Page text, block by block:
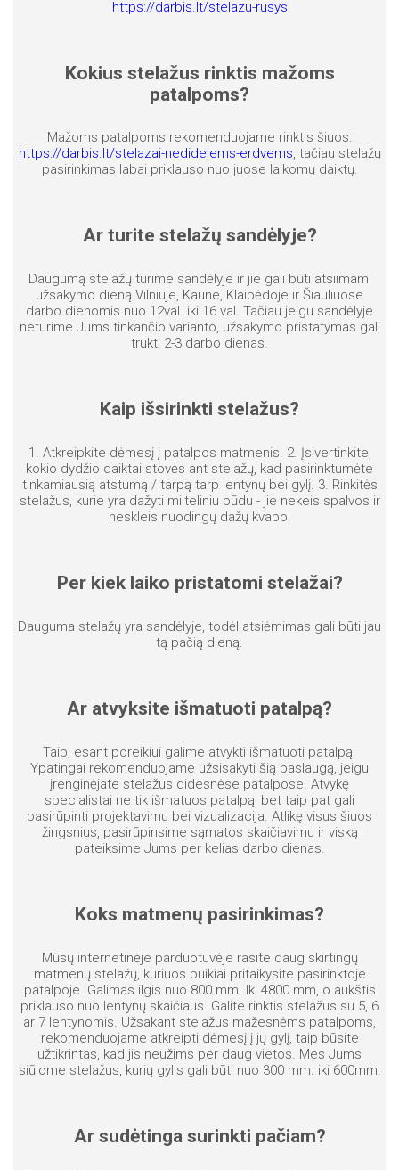
https://darbis.lt/stelazu-rusys
Kokius stelažus rinktis mažoms
patalpoms?
Mažoms patalpoms rekomenduojame rinktis šiuos:
https://darbis.lt/stelazai-nedidelems-erdvems, tačiau stelažų
pasirinkimas labai priklauso nuo juose laikomų daiktų.
Ar turite stelažų sandėlyje?
Daugumą stelažų turime sandėlyje ir jie gali būti atsiimami
užsakymo dieną Vilniuje, Kaune, Klaipėdoje ir Šiauliuose
darbo dienomis nuo 12val. iki 16 val. Tačiau jeigu sandėlyje
neturime Jums tinkančio varianto, užsakymo pristatymas gali
trukti 2-3 darbo dienas.
Kaip išsirinkti stelažus?
1. Atkreipkite dėmesį į patalpos matmenis. 2. Įsivertinkite,
kokio dydžio daiktai stovės ant stelažų, kad pasirinktumėte
tinkamiausią atstumą / tarpą tarp lentynų bei gylį. 3. Rinkitės
stelažus, kurie yra dažyti milteliniu būdu - jie nekeis spalvos ir
neskleis nuodingų dažų kvapo.
Per kiek laiko pristatomi stelažai?
Dauguma stelažų yra sandėlyje, todėl atsiėmimas gali būti jau
tą pačią dieną.
Ar atvyksite išmatuoti patalpą?
Taip, esant poreikiui galime atvykti išmatuoti patalpą.
Ypatingai rekomenduojame užsisakyti šią paslaugą, jeigu
įrenginėjate stelažus didesnėse patalpose. Atvykę
specialistai ne tik išmatuos patalpą, bet taip pat gali
pasirūpinti projektavimu bei vizualizacija. Atlikę visus šiuos
žingsnius, pasirūpinsime sąmatos skaičiavimu ir viską
pateiksime Jums per kelias darbo dienas.
Koks matmenų pasirinkimas?
Mūsų internetinėje parduotuvėje rasite daug skirtingų
matmenų stelažų, kuriuos puikiai pritaikysite pasirinktoje
patalpoje. Galimas ilgis nuo 800 mm. Iki 4800 mm, o aukštis
priklauso nuo lentynų skaičiaus. Galite rinktis stelažus su 5, 6
ar 7 lentynomis. Užsakant stelažus mažesnėms patalpoms,
rekomenduojame atkreipti dėmesį į jų gylį, taip būsite
užtikrintas, kad jis neužims per daug vietos. Mes Jums
siūlome stelažus, kurių gylis gali būti nuo 300 mm. iki 600mm.
Ar sudėtinga surinkti pačiam?